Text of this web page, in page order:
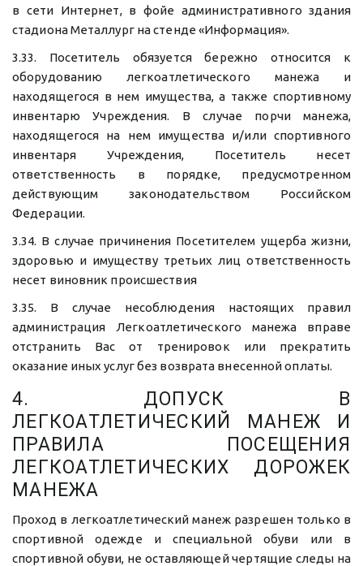
в сети Интернет, в фойе административного здания
стадиона Металлург на стенде «Информация».
3.33. Посетитель обязуется бережно относится к
оборудованию легкоатлетического манежа и
находящегося в нем имущества, а также спортивному
инвентарю Учреждения. В случае порчи манежа,
находящегося на нем имущества и/или спортивного
инвентаря Учреждения, Посетитель несет
ответственность в порядке, предусмотренном
действующим законодательством Российском
Федерации.
3.34. В случае причинения Посетителем ущерба жизни,
здоровью и имуществу третьих лиц ответственность
несет виновник происшествия
3.35. В случае несоблюдения настоящих правил
администрация Легкоатлетического манежа вправе
отстранить Вас от тренировок или прекратить
оказание иных услуг без возврата внесенной оплаты.
4. ДОПУСК В
ЛЕГКОАТЛЕТИЧЕСКИЙ МАНЕЖ И
ПРАВИЛА ПОСЕЩЕНИЯ
ЛЕГКОАТЛЕТИЧЕСКИХ ДОРОЖЕК
МАНЕЖА
Проход в легкоатлетический манеж разрешен только в
спортивной одежде и специальной обуви или в
спортивной обуви, не оставляющей чертящие следы на